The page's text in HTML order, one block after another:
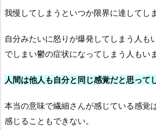
我慢してしまうといつか限界に達してし
自分みたいに怒りが爆発してしまう人も
でしまい鬱の症状になってしまう人もいま
人間は他人も自分と同じ感覚だと思って
本当の意味で繊細さんが感じている感覚
感じることもできない。